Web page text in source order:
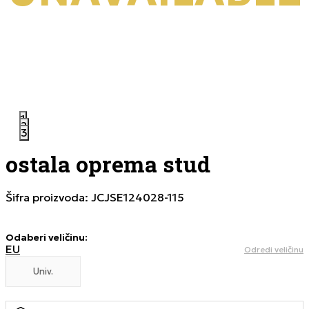
1
2
3
ostala oprema stud
Šifra proizvoda: JCJSE124028-115
Odaberi veličinu:
EU Odredi veličinu
Univ.